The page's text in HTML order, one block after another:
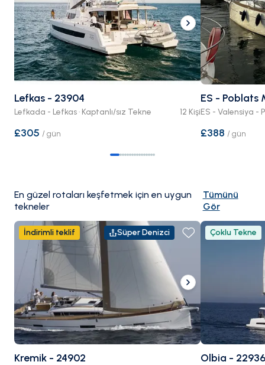
Lefkas - 23904
Lefkada - Lefkas · Kaptanlı/sız Tekne 12 Kişi
£305 /gün
ES - Poblats
£388 /gün
En güzel rotaları keşfetmek için en uygun
tekneler
Tümünü
Gör
İndirimli teklif Süper Denizci
Kremik - 24902
Çoklu Tekne
Olbia -